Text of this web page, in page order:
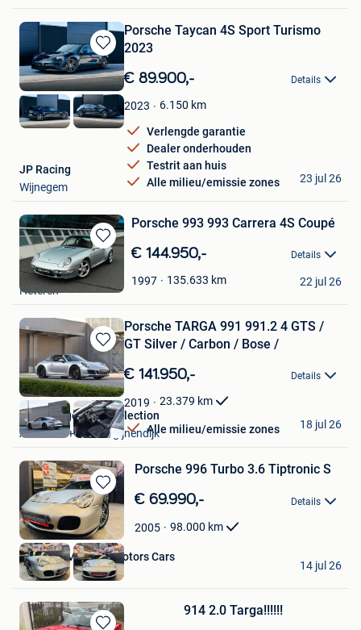
Bewaren
in
Mijn
Favorieten
Porsche Taycan 4S Sport Turismo
2023
€ 89.900,- Details
2023 6.150 km
Verlengde garantie
Dealer onderhouden
Testrit aan huis
Alle milieu/emissie zones
JP Racing
Wijnegem
23 jul 26
Bewaren
in
Mijn
Favorieten
Porsche 993 993 Carrera 4S Coupé
€ 144.950,- Details
1997 135.633 km
The Collectables
Heteren
22 jul 26
Bewaren
in
Mijn
Favorieten
Porsche TARGA 991 991.2 4 GTS /
GT Silver / Carbon / Bose /
€ 141.950,- Details
2019 23.379 km
Alle milieu/emissie zones
ElsenBergen Car Collection
Aarschot + Deel Begijnendijk
18 jul 26
Bewaren
in
Mijn
Favorieten
Porsche 996 Turbo 3.6 Tiptronic S
€ 69.990,- Details
2005 98.000 km
Gabriele Mazzara Motors Cars
Jemeppe
14 jul 26
914 2.0 Targa!!!!!!